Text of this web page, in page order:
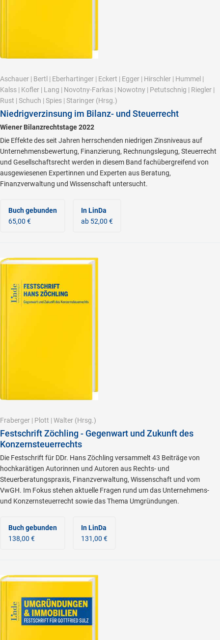
Aschauer | Bertl | Eberhartinger | Eckert | Egger | Hirschler | Hummel |
Kalss | Kofler | Lang | Novotny-Farkas | Nowotny | Petutschnig | Riegler |
Rust | Schuch | Spies | Staringer (Hrsg.)
Niedrigverzinsung im Bilanz- und Steuerrecht
Wiener Bilanzrechtstage 2022
Die Effekte des seit Jahren herrschenden niedrigen Zinsniveaus auf
Unternehmensbewertung, Finanzierung, Rechnungslegung, Steuerrecht
und Gesellschaftsrecht werden in diesem Band fachübergreifend von
ausgewiesenen Expertinnen und Experten aus Beratung,
Finanzverwaltung und Wissenschaft untersucht.
Buch gebunden
65,00 €
In LinDa
ab 52,00 €
Fraberger | Plott | Walter (Hrsg.)
Festschrift Zöchling - Gegenwart und Zukunft des
Konzernsteuerrechts
Die Festschrift für DDr. Hans Zöchling versammelt 43 Beiträge von
hochkarätigen Autorinnen und Autoren aus Rechts- und
Steuerberatungspraxis, Finanzverwaltung, Wissenschaft und vom
VwGH. Im Fokus stehen aktuelle Fragen rund um das Unternehmens-
und Konzernsteuerrecht sowie das Thema Umgründungen.
Buch gebunden
138,00 €
In LinDa
131,00 €